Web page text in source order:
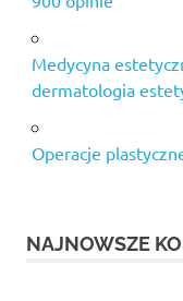
Medycyna
dermatologia
Operacje
NAJNOWSZE